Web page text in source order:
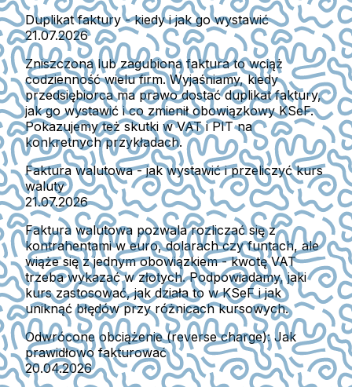
Duplikat faktury - kiedy i jak go wystawić
21.07.2026
Zniszczona lub zagubiona faktura to wciąż
codzienność wielu firm. Wyjaśniamy, kiedy
przedsiębiorca ma prawo dostać duplikat faktury,
jak go wystawić i co zmienił obowiązkowy KSeF.
Pokazujemy też skutki w VAT i PIT na
konkretnych przykładach.
Faktura walutowa - jak wystawić i przeliczyć kurs
waluty
21.07.2026
Faktura walutowa pozwala rozliczać się z
kontrahentami w euro, dolarach czy funtach, ale
wiąże się z jednym obowiązkiem - kwotę VAT
trzeba wykazać w złotych. Podpowiadamy, jaki
kurs zastosować, jak działa to w KSeF i jak
uniknąć błędów przy różnicach kursowych.
Odwrócone obciążenie (reverse charge): Jak
prawidłowo fakturować
20.04.2026